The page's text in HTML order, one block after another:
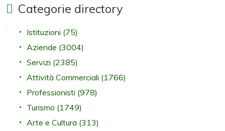
Categorie directory
Istituzioni (75)
Aziende (3004)
Servizi (2385)
Attività Commerciali (1766)
Professionisti (978)
Turismo (1749)
Arte e Cultura (313)